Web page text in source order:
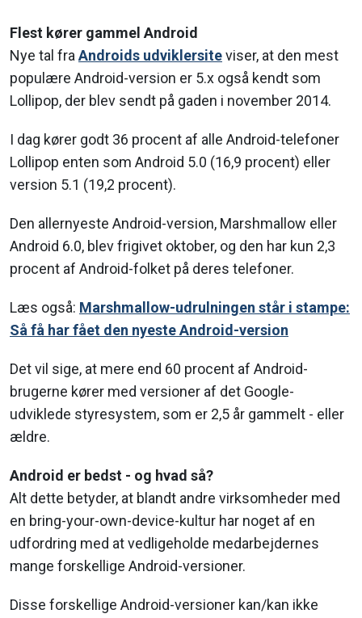
Flest kører gammel Android
Nye tal fra Androids udviklersiteviser, at den mest
populære Android-version er 5.x også kendt som
Lollipop, der blev sendt på gaden i november 2014.
I dag kører godt 36 procent af alle Android-telefoner
Lollipop enten som Android 5.0 (16,9 procent) eller
version 5.1 (19,2 procent).
Den allernyeste Android-version, Marshmallow eller
Android 6.0, blev frigivet oktober, og den har kun 2,3
procent af Android-folket på deres telefoner.
Læs også: Marshmallow-udrulningen står i stampe:
Så få har fået den nyeste Android-version
Det vil sige, at mere end 60 procent af Android-
brugerne kører med versioner af det Google-
udviklede styresystem, som er 2,5 år gammelt - eller
ældre.
Android er bedst - og hvad så?
Alt dette betyder, at blandt andre virksomheder med
en bring-your-own-device-kultur har noget af en
udfordring med at vedligeholde medarbejdernes
mange forskellige Android-versioner.
Disse forskellige Android-versioner kan/kan ikke